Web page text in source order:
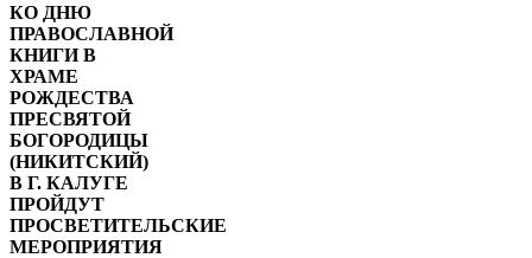
КО ДНЮ
ПРАВОСЛАВНОЙ
КНИГИ В
ХРАМЕ
РОЖДЕСТВА
ПРЕСВЯТОЙ
БОГОРОДИЦЫ
(НИКИТСКИЙ)
В Г. КАЛУГЕ
ПРОЙДУТ
ПРОСВЕТИТЕЛЬСКИЕ
МЕРОПРИЯТИЯ